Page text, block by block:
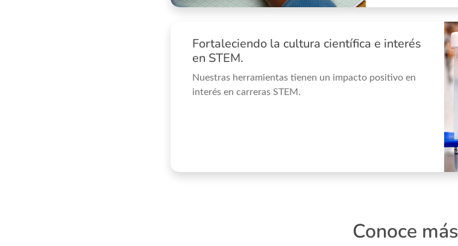
Fortaleciendo la cultura científica e interés
en STEM.
Nuestras herramientas tienen un impacto positivo en
interés en carreras STEM.
Conoce más